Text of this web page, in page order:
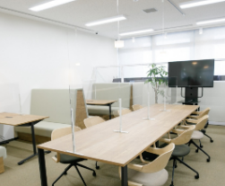
店舗オーナー様へ
いいオフィス（コワーキングス
FCオーナー募集
いい会議室（会議室専用スペース
FCオーナー募集
コワーキング運営DXシステム
E Solution